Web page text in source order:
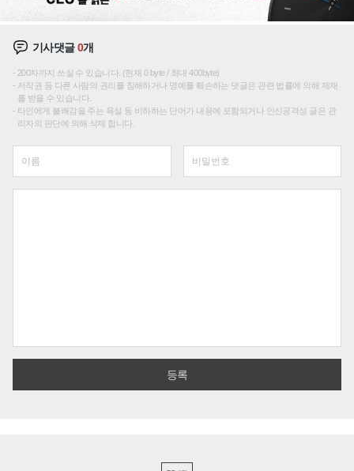
기사댓글0개
200자까지 쓰실 수 있습니다. (현재 0 byte / 최대 400byte)
저작권 등 다른 사람의 권리를 침해하거나 명예를 훼손하는 댓글은 관련 법률에 의해 제재
를 받을 수 있습니다.
타인에게 불쾌감을 주는 욕설 등 비하하는 단어가 내용에 포함되거나 인신공격성 글은 관
리자의 판단에 의해 삭제 합니다.